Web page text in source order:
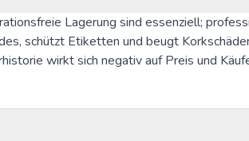
Lagerung sind essenziell;
schützt Etiketten und beugt
wirkt sich negativ auf Preis und